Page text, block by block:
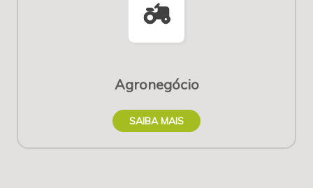
agriculture
Agronegócio
SAIBA MAIS